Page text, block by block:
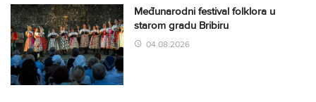
Međunarodni festival folklora u
starom gradu Bribiru
04.08.2026